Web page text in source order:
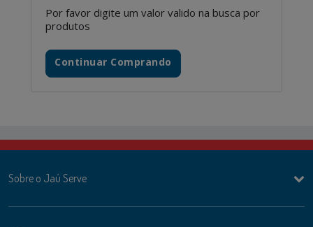
Por favor digite um valor valido na busca por
produtos
Continuar Comprando
Sobre o Jaú Serve